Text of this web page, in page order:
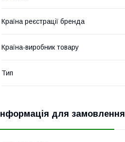
Країна реєстрації бренда
Країна-виробник товару
Тип
Інформація для замовлення